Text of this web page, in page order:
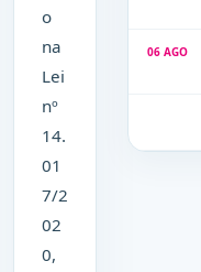
o
na
Lei
nº
14.
01
7/2
02
0,
06 AGO